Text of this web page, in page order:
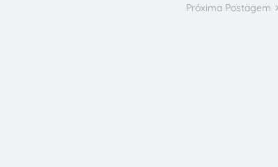
Próxima Postagem